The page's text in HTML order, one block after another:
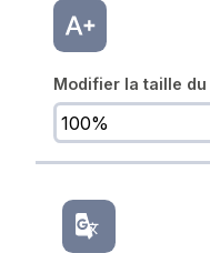
Modifier la taille du